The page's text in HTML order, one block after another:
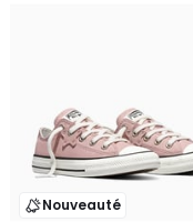
Nouveauté